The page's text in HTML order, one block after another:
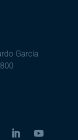
García